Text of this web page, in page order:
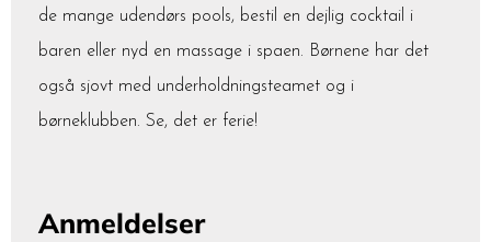
de mange udendørs pools, bestil en dejlig cocktail i
baren eller nyd en massage i spaen. Børnene har det
også sjovt med underholdningsteamet og i
børneklubben. Se, det er ferie!
Anmeldelser